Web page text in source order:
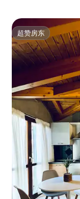
房子约100米。 一
共交通可能是使用
尔广场出发，在托
行约15分钟，你将
荐最小和最便宜的
在我们地区，公共
1830年由著名歌剧
位房客提供住宿空
FOL ：克莱利亚的
女儿，谁参加了布
馆，一个小洞穴，
朱迪塔练习唱歌。
Wilhelm Locke船
他的妻子和其他客
儿在他的记忆中竖
Blevio的小墓地里，
的Giuditta Pasta的
超赞房东
超赞房东